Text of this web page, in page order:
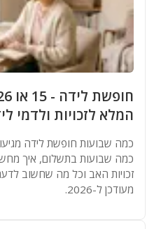
מאגר
המלא לזכויות ולדמי לידה
כמה שבועות בתשלום, איך
זכויות האב וכל מה שחשוב
מעודכן ל-2026.